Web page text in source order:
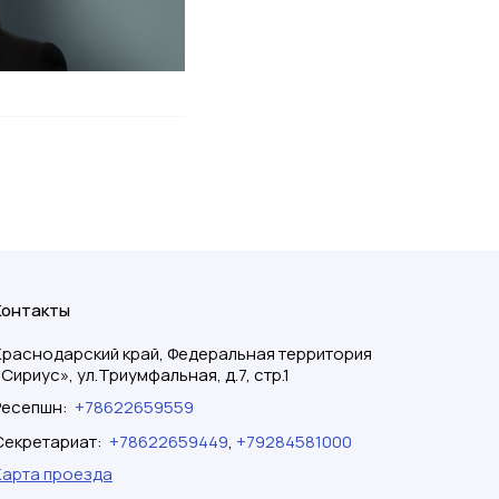
край, Федеральная территория
ул.Триумфальная, д.7, стр.1
: +78622659559
: +78622659449, +79284581000
проезда